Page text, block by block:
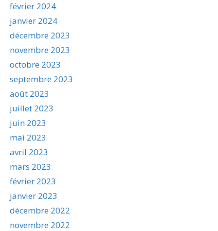
février 2024
janvier 2024
décembre 2023
novembre 2023
octobre 2023
septembre 2023
août 2023
juillet 2023
juin 2023
mai 2023
avril 2023
mars 2023
février 2023
janvier 2023
décembre 2022
novembre 2022